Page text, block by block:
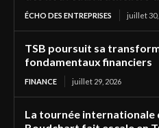
ÉCHO DES ENTREPRISES juillet 30,
TSB poursuit sa
fondamentaux financiers
FINANCE juillet 29, 2026
La tournée internationale